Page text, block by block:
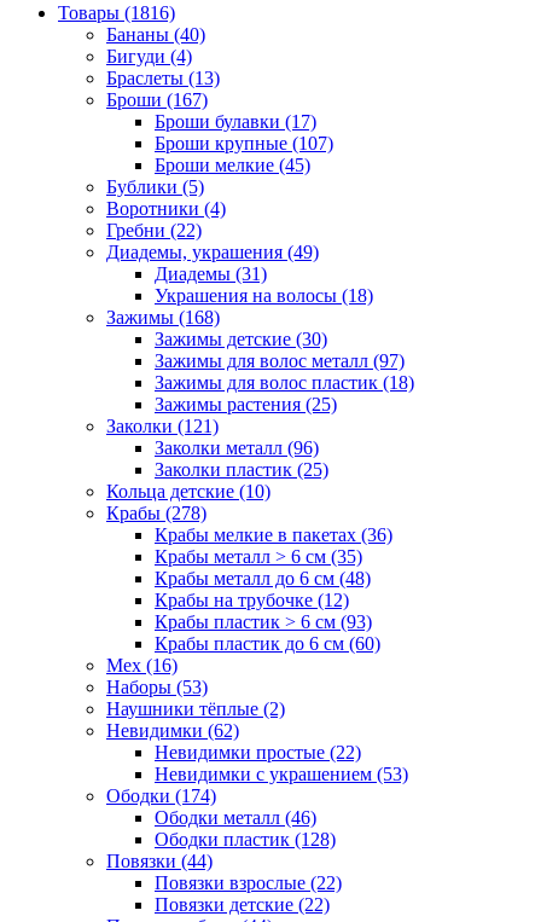
Товары (1816)
Бананы (40)
Бигуди (4)
Браслеты (13)
Броши (167)
Броши булавки (17)
Броши крупные (107)
Броши мелкие (45)
Бублики (5)
Воротники (4)
Гребни (22)
Диадемы, украшения (49)
Диадемы (31)
Украшения на волосы (18)
Зажимы (168)
Зажимы детские (30)
Зажимы для волос металл (97)
Зажимы для волос пластик (18)
Зажимы растения (25)
Заколки (121)
Заколки металл (96)
Заколки пластик (25)
Кольца детские (10)
Крабы (278)
Крабы мелкие в пакетах (36)
Крабы металл > 6 см (35)
Крабы металл до 6 см (48)
Крабы на трубочке (12)
Крабы пластик > 6 см (93)
Крабы пластик до 6 см (60)
Мех (16)
Наборы (53)
Наушники тёплые (2)
Невидимки (62)
Невидимки простые (22)
Невидимки с украшением (53)
Ободки (174)
Ободки металл (46)
Ободки пластик (128)
Повязки (44)
Повязки взрослые (22)
Повязки детские (22)